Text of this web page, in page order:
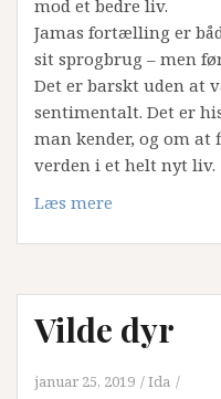
mod et bedre liv.
Jamas fortælling er
sit sprogbrug – men
Det er barskt uden at
sentimentalt. Det er
man kender, og om at
verden i et helt nyt liv.
Læs mere
Vilde dyr
januar 25, 2019 Ida